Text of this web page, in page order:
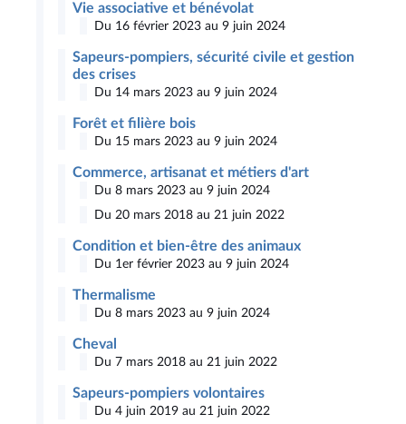
Vie associative et bénévolat
Du 16 février 2023 au 9 juin 2024
Sapeurs-pompiers, sécurité civile et gestion
des crises
Du 14 mars 2023 au 9 juin 2024
Forêt et filière bois
Du 15 mars 2023 au 9 juin 2024
Commerce, artisanat et métiers d'art
Du 8 mars 2023 au 9 juin 2024
Du 20 mars 2018 au 21 juin 2022
Condition et bien-être des animaux
Du 1er février 2023 au 9 juin 2024
Thermalisme
Du 8 mars 2023 au 9 juin 2024
Cheval
Du 7 mars 2018 au 21 juin 2022
Sapeurs-pompiers volontaires
Du 4 juin 2019 au 21 juin 2022